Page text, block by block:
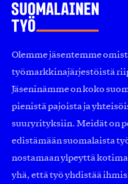
Olemme jäsentemme
työmarkkinajärjestöistä
Jäseninämme on koko
pienistä pajoista ja
suuryrityksiin. Meidät on
edistämään suomalaista
nostamaan ylpeyttä
yhä, että työ yhdistää